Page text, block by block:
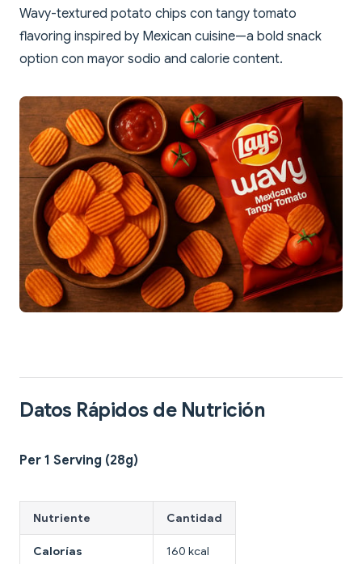
Wavy-textured potato chips con tangy tomato
flavoring inspired by Mexican cuisine—a bold snack
option con mayor sodio and calorie content.
Datos Rápidos de Nutrición
Per 1 Serving (28g)
Nutriente Cantidad
Calorías 160 kcal